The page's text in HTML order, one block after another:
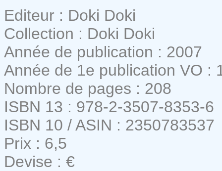
Editeur : Doki Doki
Collection : Doki Doki
Année de publication : 2007
Année de 1e publication VO :
Nombre de pages : 208
ISBN 13 : 978-2-3507-8353-6
ISBN 10 / ASIN : 2350783537
Prix : 6,5
Devise : €